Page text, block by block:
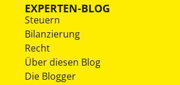
EXPERTEN-BLOG
Steuern
Bilanzierung
Recht
Über diesen Blog
Die Blogger